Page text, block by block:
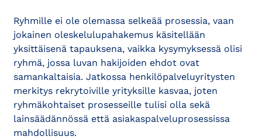
Ryhmille ei ole olemassa selkeää prosessia, vaan
jokainen oleskelulupahakemus käsitellään
yksittäisenä tapauksena, vaikka kysymyksessä olisi
ryhmä, jossa luvan hakijoiden ehdot ovat
samankaltaisia. Jatkossa henkilöpalveluyritysten
merkitys rekrytoiville yrityksille kasvaa, joten
ryhmäkohtaiset prosesseille tulisi olla sekä
lainsäädännössä että asiakaspalveluprosessissa
mahdollisuus.